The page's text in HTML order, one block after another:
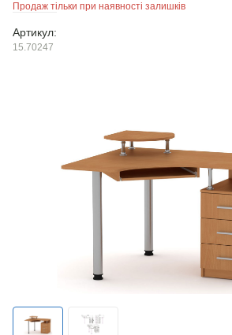
Продаж тільки при наявності залишків
Артикул:
15.70247